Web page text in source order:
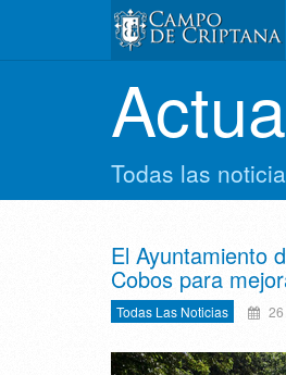
Todas las
El Ayuntamiento
Cobos para
Todas Las Noticias